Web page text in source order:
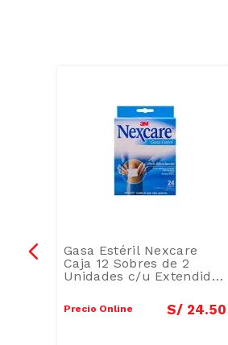
Gasa Estéril Nexcare
Caja 12 Sobres de 2
Unidades c/u Extendida
Precio Online S/ 24.50